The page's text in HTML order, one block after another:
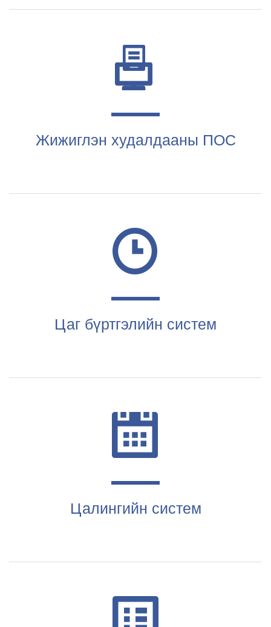
Жижиглэн худалдааны ПОС
Цаг бүртгэлийн систем
Цалингийн систем